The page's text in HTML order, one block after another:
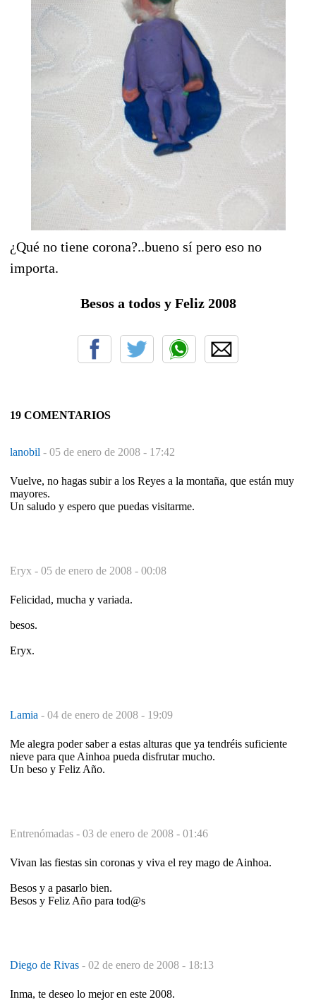
¿Qué no tiene corona?..bueno sí pero eso no
importa.
Besos a todos y Feliz 2008
19 COMENTARIOS
lanobil - 05 de enero de 2008 - 17:42
Vuelve, no hagas subir a los Reyes a la montaña, que están muy
mayores.
Un saludo y espero que puedas visitarme.
Eryx - 05 de enero de 2008 - 00:08
Felicidad, mucha y variada.
besos.
Eryx.
Lamia - 04 de enero de 2008 - 19:09
Me alegra poder saber a estas alturas que ya tendréis suficiente
nieve para que Ainhoa pueda disfrutar mucho.
Un beso y Feliz Año.
Entrenómadas - 03 de enero de 2008 - 01:46
Vivan las fiestas sin coronas y viva el rey mago de Ainhoa.
Besos y a pasarlo bien.
Besos y Feliz Año para tod@s
Diego de Rivas - 02 de enero de 2008 - 18:13
Inma, te deseo lo mejor en este 2008.